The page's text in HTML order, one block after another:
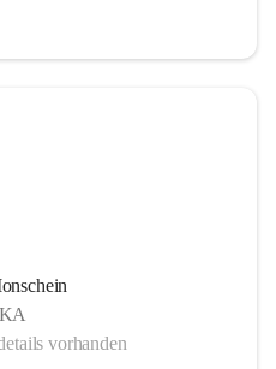
vorhanden